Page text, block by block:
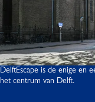
DelftEscape is de enige en
het centrum van Delft.